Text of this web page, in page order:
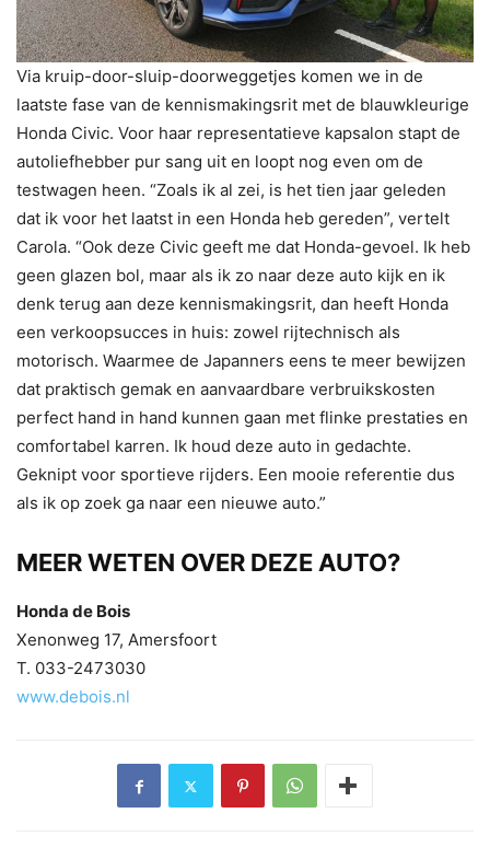
Via kruip-door-sluip-doorweggetjes komen we in de
laatste fase van de kennismakingsrit met de blauwkleurige
Honda Civic. Voor haar representatieve kapsalon stapt de
autoliefhebber pur sang uit en loopt nog even om de
testwagen heen. “Zoals ik al zei, is het tien jaar geleden
dat ik voor het laatst in een Honda heb gereden”, vertelt
Carola. “Ook deze Civic geeft me dat Honda-gevoel. Ik heb
geen glazen bol, maar als ik zo naar deze auto kijk en ik
denk terug aan deze kennismakingsrit, dan heeft Honda
een verkoopsucces in huis: zowel rijtechnisch als
motorisch. Waarmee de Japanners eens te meer bewijzen
dat praktisch gemak en aanvaardbare verbruikskosten
perfect hand in hand kunnen gaan met flinke prestaties en
comfortabel karren. Ik houd deze auto in gedachte.
Geknipt voor sportieve rijders. Een mooie referentie dus
als ik op zoek ga naar een nieuwe auto.”
MEER WETEN OVER DEZE AUTO?
Honda de Bois
Xenonweg 17, Amersfoort
T. 033-2473030
www.debois.nl